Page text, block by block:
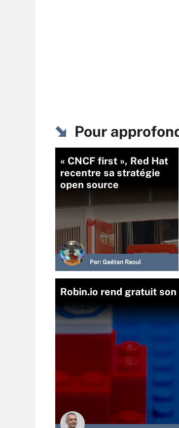
Pour
« CNCF first », Red Hat
recentre sa stratégie
open source
Par: Gaétan Raoul
Robin.io rend gratuit